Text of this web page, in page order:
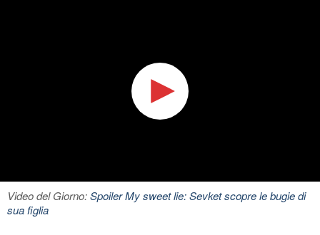
Video del Giorno:Spoiler My sweet lie: Sevket scopre le bugie di
sua figlia